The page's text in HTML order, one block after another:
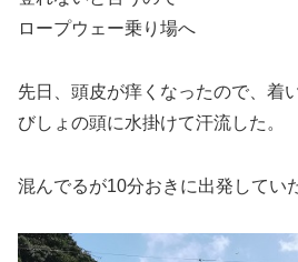
ロープウェー乗り場へ
先日、頭皮が痒くなったので、着
びしょの頭に水掛けて汗流した。
混んでるが10分おきに出発してい